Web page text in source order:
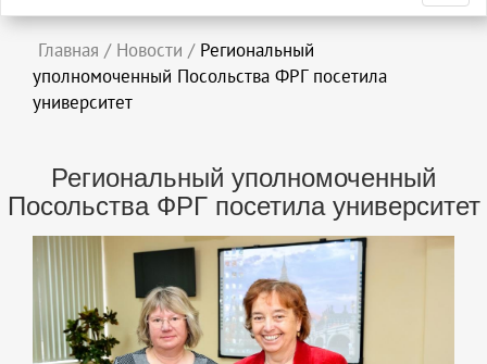
Главная / Новости / Региональный
уполномоченный Посольства ФРГ посетила
университет
Региональный уполномоченный
Посольства ФРГ посетила университет